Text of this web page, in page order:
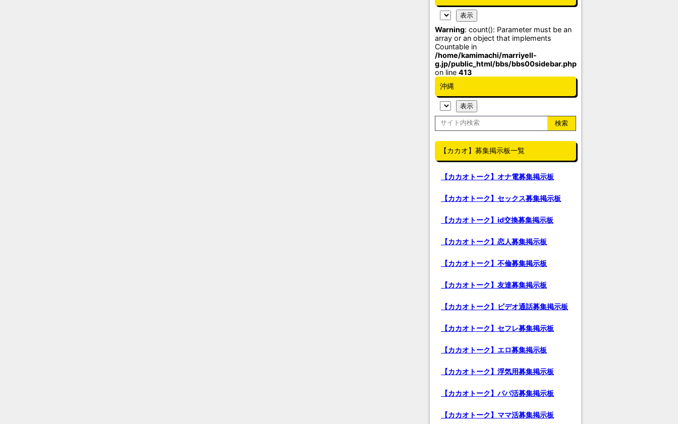
Warning: count(): Parameter must be an
array or an object that implements
Countable in
/home/kamimachi/marriyell-
g.jp/public_html/bbs/bbs00sidebar.php
on line 413
沖縄
【カカオ】募集掲示板一覧
【カカオトーク】オナ電募集掲示板
【カカオトーク】セックス募集掲示板
【カカオトーク】id交換募集掲示板
【カカオトーク】恋人募集掲示板
【カカオトーク】不倫募集掲示板
【カカオトーク】友達募集掲示板
【カカオトーク】ビデオ通話募集掲示板
【カカオトーク】セフレ募集掲示板
【カカオトーク】エロ募集掲示板
【カカオトーク】浮気用募集掲示板
【カカオトーク】パパ活募集掲示板
【カカオトーク】ママ活募集掲示板